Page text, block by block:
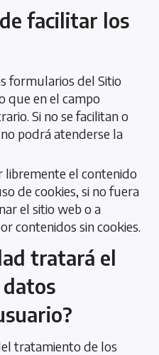
facilitar los
formularios del Sitio
que en el campo
Si no se facilitan o
podrá atenderse la
libremente el contenido
de cookies, si no fuera
el sitio web o a
contenidos sin cookies.
tratará el
tratamiento de los